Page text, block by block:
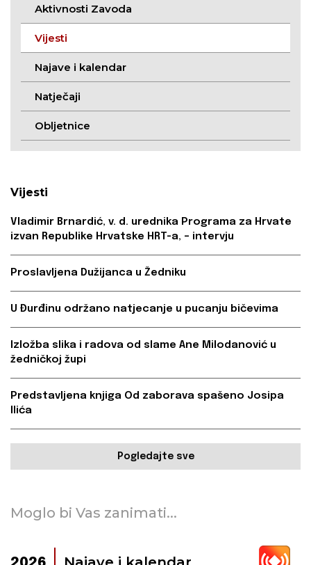
Aktivnosti Zavoda
Vijesti
Najave i kalendar
Natječaji
Obljetnice
Vijesti
Vladimir Brnardić, v. d. urednika Programa za Hrvate
izvan Republike Hrvatske HRT-a, – intervju
Proslavljena Dužijanca u Žedniku
U Đurđinu održano natjecanje u pucanju bičevima
Izložba slika i radova od slame Ane Milodanović u
žedničkoj župi
Predstavljena knjiga Od zaborava spašeno Josipa
Ilića
Pogledajte sve
Moglo bi Vas zanimati...